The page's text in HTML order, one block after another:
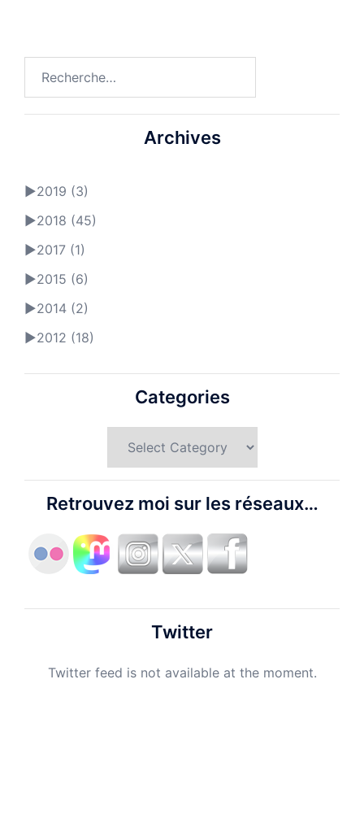
Archives
►2019 (3)
►2018 (45)
►2017 (1)
►2015 (6)
►2014 (2)
►2012 (18)
Categories
Retrouvez moi sur les réseaux…
Twitter
Twitter feed is not available at the moment.